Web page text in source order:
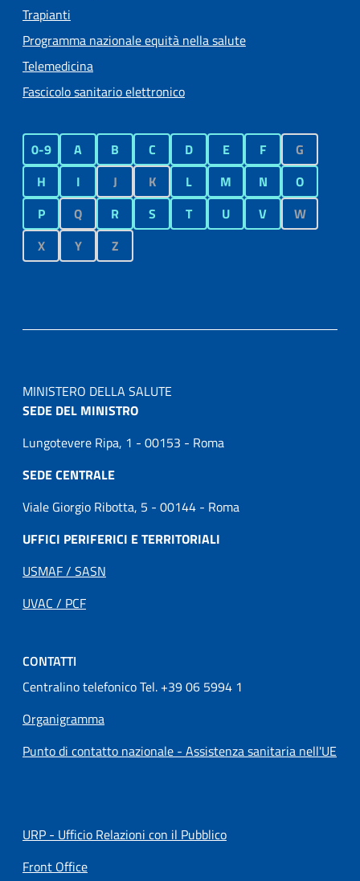
Trapianti
Programma nazionale equità nella salute
Telemedicina
Fascicolo sanitario elettronico
0-9 A B C D E F
G
H
I J K L M N
O
P
Q R S T U V
W
X
Y Z
MINISTERO DELLA SALUTE
SEDE DEL MINISTRO
Lungotevere Ripa, 1 - 00153 - Roma
SEDE CENTRALE
Viale Giorgio Ribotta, 5 - 00144 - Roma
UFFICI PERIFERICI E TERRITORIALI
USMAF / SASN
UVAC / PCF
CONTATTI
Centralino telefonico Tel. +39 06 5994 1
Organigramma
Punto di contatto nazionale - Assistenza sanitaria nell'UE
URP - Ufficio Relazioni con il Pubblico
Front Office